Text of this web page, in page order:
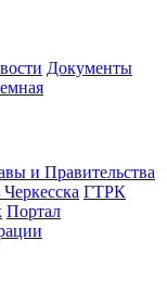
Документы
и Правительства
ГТРК
Портал